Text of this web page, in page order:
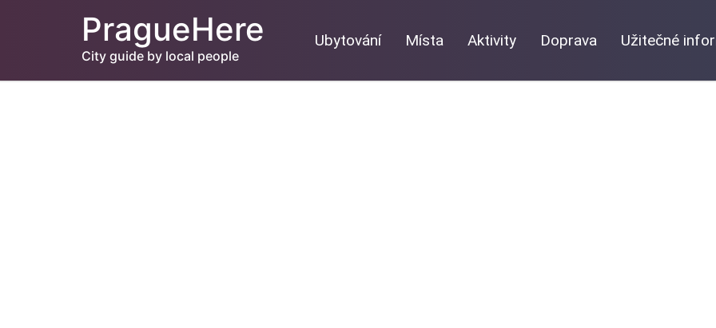
PragueHere
City guide by local people
Ubytování Místa Aktivity Doprava Užitečné